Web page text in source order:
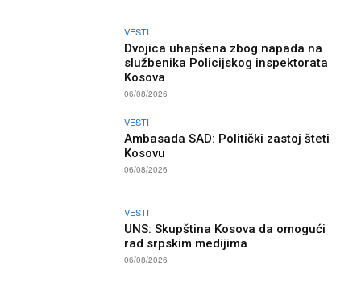
VESTI
Dvojica uhapšena zbog napada na
službenika Policijskog inspektorata
Kosova
06/08/2026
VESTI
Ambasada SAD: Politički zastoj šteti
Kosovu
06/08/2026
VESTI
UNS: Skupština Kosova da omogući
rad srpskim medijima
06/08/2026